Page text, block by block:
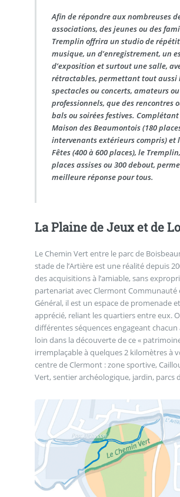
Afin de répondre aux nombreuses
associations, des jeunes ou des
Tremplin offrira un studio de
musique, un d’enregistrement, un
d’exposition et surtout une salle,
rétractables, permettant tout aussi
spectacles ou concerts, amateurs ou
professionnels, que des rencontres
bals ou soirées festives.
Maison des Beaumontois (180
intervenants extérieurs compris) et
Fêtes (400 à 600 places), le
places assises ou 300 debout,
meilleure réponse pour tous.
La Plaine de Jeux et de
Le Chemin Vert entre le parc de
stade de l’Artière est une réalité depuis 2001. Réalisé par
des acquisitions à l’amiable, sans
partenariat avec Clermont Communauté
Général, il est un espace de promenade
apprécié, reliant les quartiers entre eux.
différentes séquences engageant chacun
loin dans la découverte de ce «
irremplaçable à quelques 2 kilomètres à
centre de Clermont : zone sportive,
Vert, sentier archéologique, jardin, parcs